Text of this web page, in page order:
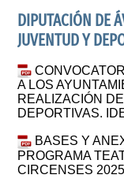
DIPUTACIÓN DE
JUVENTUD Y
A LOS
REALIZACIÓN
DEPORTIVAS.
BASES Y
PROGRAMA
CIRCENSES 2025